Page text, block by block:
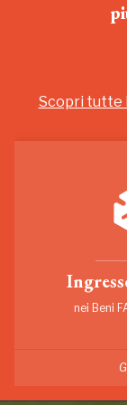
Scopri tutte
nei Beni